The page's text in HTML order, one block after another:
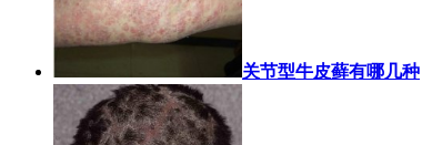
关节型牛皮藓有哪几种